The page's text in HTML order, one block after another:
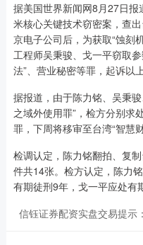
据美国世界新闻网8月27日报
米核心关键技术窃密案，查
京电子公司后，为获取“蚀刻
工程师吴秉骏、戈一平窃取
法”、营业秘密等罪，起诉以上
据报道，由于陈力铭、吴秉
之域外使用罪”，检方分别求
罪，下周将移审至台湾“智慧
检调认定，陈力铭翻拍、复
件共14张。检方认定，陈力
有期徒刑9年，戈一平应处有
信钰证券配资实盘交易提示